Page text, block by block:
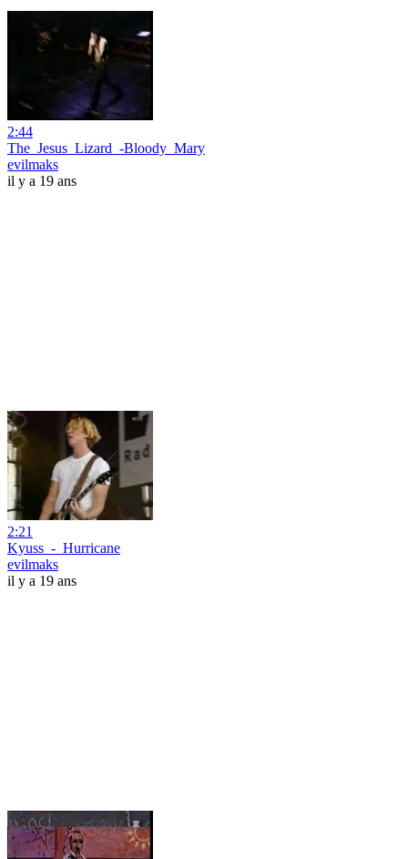
2:44
The_Jesus_Lizard_-Bloody_Mary
evilmaks
il y a 19 ans
2:21
Kyuss_-_Hurricane
evilmaks
il y a 19 ans